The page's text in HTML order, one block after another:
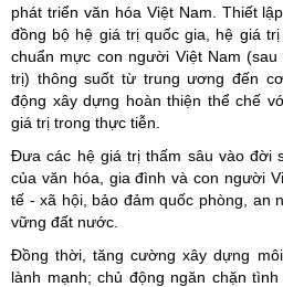
phát triển văn hóa Việt Nam. Thiết
đồng bộ hệ giá trị quốc gia, hệ giá
chuẩn mực con người Việt Nam
trị) thông suốt từ trung ương đến
động xây dựng hoàn thiện thể chế
giá trị trong thực tiễn.
Đưa các hệ giá trị thấm sâu vào đời
của văn hóa, gia đình và con người
tế - xã hội, bảo đảm quốc phòng, an
vững đất nước.
Đồng thời, tăng cường xây dựng
lành mạnh; chủ động ngăn chặn